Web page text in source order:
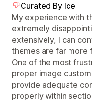
Curated By Ice
My experience with
extremely
extensively, I can
themes are far more
One of the most
proper image
provide adequate
properly within